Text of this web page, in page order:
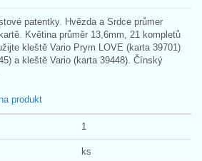
patentky. Hvězda a Srdce průmer
Květina průměr 13,6mm, 21 kompletů
kleště Vario Prym LOVE (karta 39701)
a kleště Vario (karta 39448). Čínský
produkt
1
ks